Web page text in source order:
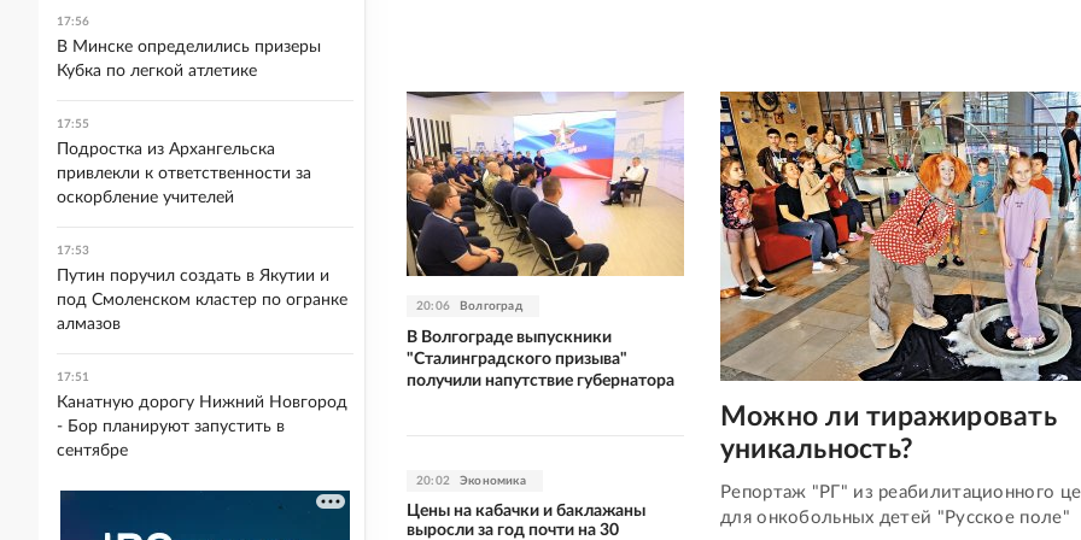
Можно ли тиражировать
уникальность?
Репортаж "РГ" из реабилитационного
для онкобольных детей "Русское поле"
20:06 Волгоград
В Волгограде выпускники
"Сталинградского призыва"
получили напутствие губернатора
20:02 Экономика
Цены на кабачки и баклажаны
выросли за год почти на 30
17:56
В Минске определились призеры
Кубка по легкой атлетике
17:55
Подростка из Архангельска
привлекли к ответственности за
оскорбление учителей
17:53
Путин поручил создать в Якутии и
под Смоленском кластер по огранке
алмазов
17:51
Канатную дорогу Нижний Новгород
- Бор планируют запустить в
сентябре